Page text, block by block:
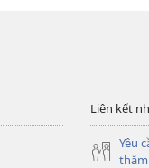
Liên kết
Yêu
thăm